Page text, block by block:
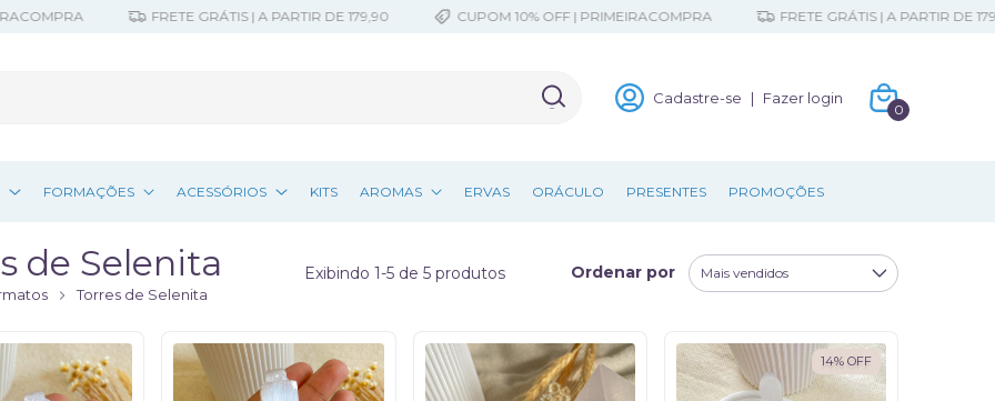
FRETE GRÁTIS | A PARTIR DE 179,90 CUPOM 10% OFF | PRIMEIRACOMPRA FRETE GRÁTIS | A PARTIR DE 179,90
Cadastre-se | Fazer login
0
FORMAÇÕES ACESSÓRIOS KITS AROMAS ERVAS ORÁCULO PRESENTES PROMOÇÕES
de Selenita
Torres de Selenita
Exibindo 1-5 de 5 produtos Ordenar por
14% OFF